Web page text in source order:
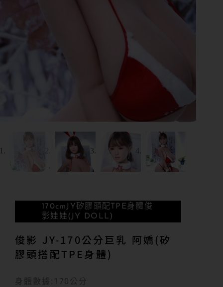
170cm JY矽膠頭配TPE身體 俊
影娃娃(JY DOLL)
俊影 JY-170公分巨乳 阿嬌(矽
膠頭搭配TPE身體)
身體數據:170公分